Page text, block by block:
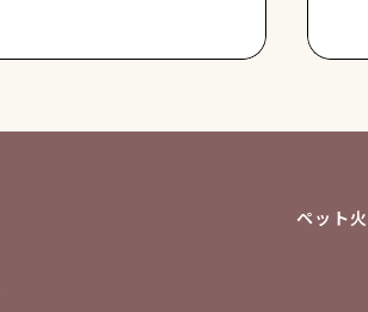
ペット